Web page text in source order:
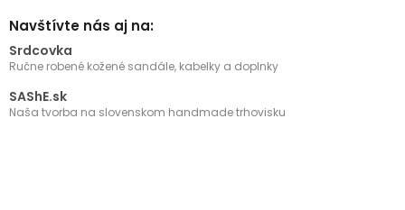
Navštívte nás aj na:
Srdcovka
Ručne robené kožené sandále, kabelky a doplnky
SAShE.sk
Naša tvorba na slovenskom handmade trhovisku